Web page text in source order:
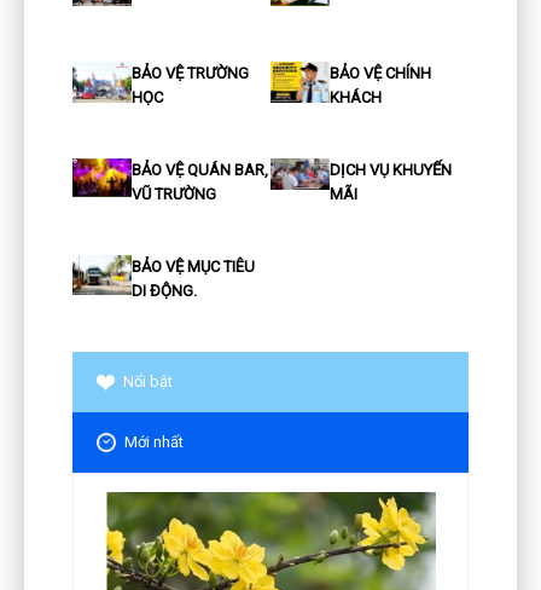
BẢO VỆ TRƯỜNG
HỌC
BẢO VỆ CHÍNH
KHÁCH
BẢO VỆ QUÁN BAR,
VŨ TRƯỜNG
DỊCH VỤ KHUYẾN
MÃI
BẢO VỆ MỤC TIÊU
DI ĐỘNG.
Nổi bật
Mới nhất